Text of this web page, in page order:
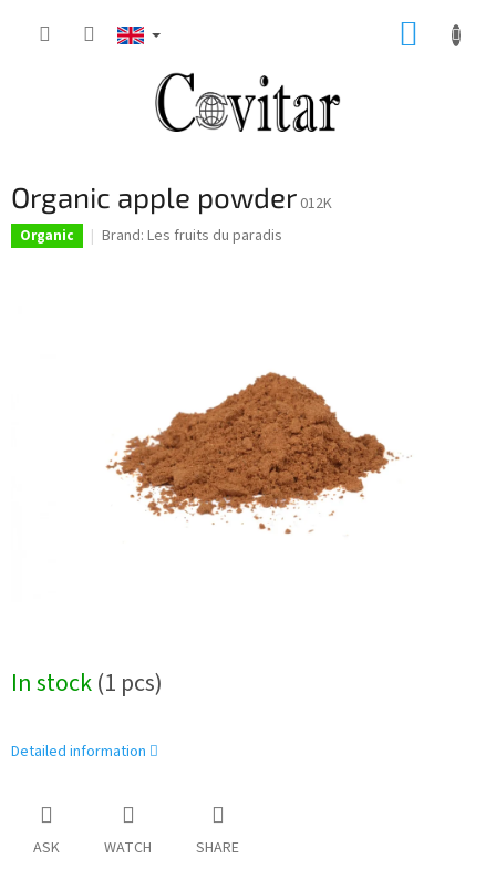
Organic apple powder 012K
Organic Brand: Les fruits du paradis
In stock(1 pcs)
Detailed information
ASK WATCH SHARE